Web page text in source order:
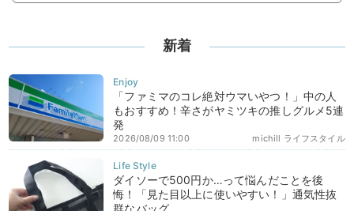
新着
「ファミマのコレ絶対ウマいやつ！」中の人
もおすすめ！辛さがヤミツキの推しグルメ5連
発
michill ライフスタイル
2026/08/09 11:00
ダイソーで500円か…って悩んだことを後
悔！「見た目以上に使いやすい！」通気性抜
群なバッグ